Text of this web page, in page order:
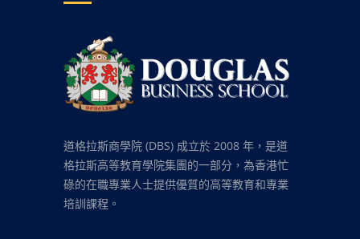
道格拉斯商學院 (DBS) 成立於 2008 年，是道
格拉斯高等教育學院集團的一部分，為香港忙
碌的在職專業人士提供優質的高等教育和專業
培訓課程。